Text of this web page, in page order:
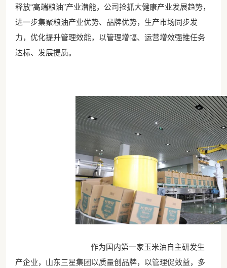
释放“高端粮油”产业潜能，公司抢抓大健康产业发展趋势，
进一步集聚粮油产业优势、品牌优势，生产市场同步发
力，优化提升管理效能，以管理增幅、运营增效强推任务
达标、发展提质。
作为国内第一家玉米油自主研发生
产企业，山东三星集团以质量创品牌，以管理促效益，多